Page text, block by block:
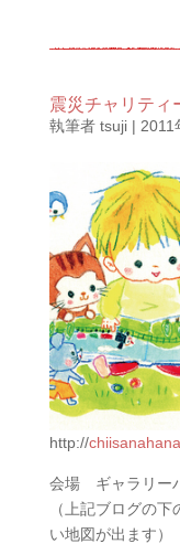
震災チャリティ
執筆者 tsuji| 2011
http://
会場 ギャラリー
（上記ブログの
い地図が出ます）